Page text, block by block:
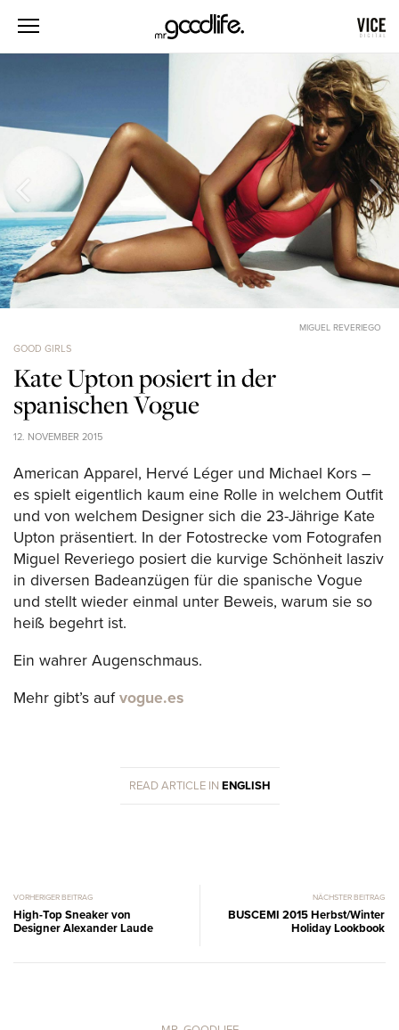
MIGUEL REVERIEGO
GOOD GIRLS
Kate Upton posiert in der
spanischen Vogue
12. NOVEMBER 2015
American Apparel, Hervé Léger und Michael Kors –
es spielt eigentlich kaum eine Rolle in welchem Outfit
und von welchem Designer sich die 23-Jährige Kate
Upton präsentiert. In der Fotostrecke vom Fotografen
Miguel Reveriego posiert die kurvige Schönheit lasziv
in diversen Badeanzügen für die spanische Vogue
und stellt wieder einmal unter Beweis, warum sie so
heiß begehrt ist.
Ein wahrer Augenschmaus.
Mehr gibt’s aufvogue.es
READ ARTICLE IN ENGLISH
VORHERIGER BEITRAG
High-Top Sneaker von
Designer Alexander Laude
NÄCHSTER BEITRAG
BUSCEMI 2015 Herbst/Winter
Holiday Lookbook